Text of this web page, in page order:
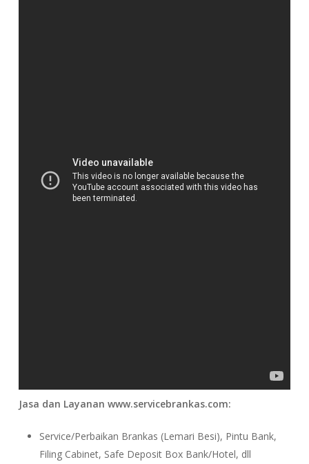
Jasa dan Layanan www.servicebrankas.com:
Service/Perbaikan Brankas (Lemari Besi), Pintu Bank,
Filing Cabinet, Safe Deposit Box Bank/Hotel, dll